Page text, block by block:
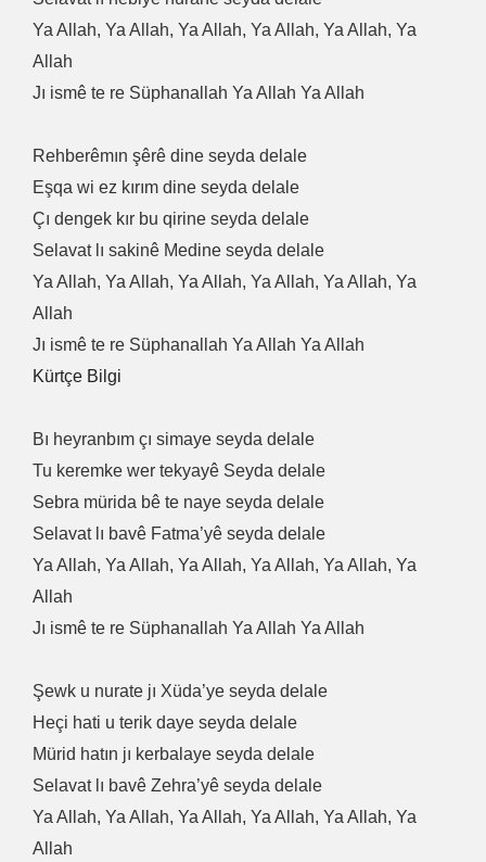
Ya Allah, Ya Allah, Ya Allah, Ya Allah, Ya Allah, Ya
Allah
Jı ismê te re Süphanallah Ya Allah Ya Allah
Rehberêmın şêrê dine seyda delale
Eşqa wi ez kırım dine seyda delale
Çı dengek kır bu qirine seyda delale
Selavat lı sakinê Medine seyda delale
Ya Allah, Ya Allah, Ya Allah, Ya Allah, Ya Allah, Ya
Allah
Jı ismê te re Süphanallah Ya Allah Ya Allah
Kürtçe Bilgi
Bı heyranbım çı simaye seyda delale
Tu keremke wer tekyayê Seyda delale
Sebra mürida bê te naye seyda delale
Selavat lı bavê Fatma’yê seyda delale
Ya Allah, Ya Allah, Ya Allah, Ya Allah, Ya Allah, Ya
Allah
Jı ismê te re Süphanallah Ya Allah Ya Allah
Şewk u nurate jı Xüda’ye seyda delale
Heçi hati u terik daye seyda delale
Mürid hatın jı kerbalaye seyda delale
Selavat lı bavê Zehra’yê seyda delale
Ya Allah, Ya Allah, Ya Allah, Ya Allah, Ya Allah, Ya
Allah